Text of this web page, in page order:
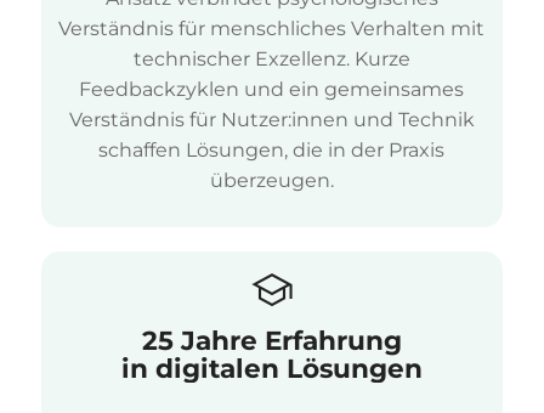
Verständnis für menschliches Verhalten mit
technischer Exzellenz. Kurze
Feedbackzyklen und ein gemeinsames
Verständnis für Nutzer:innen und Technik
schaffen Lösungen, die in der Praxis
überzeugen.
25 Jahre Erfahrung
in digitalen Lösungen